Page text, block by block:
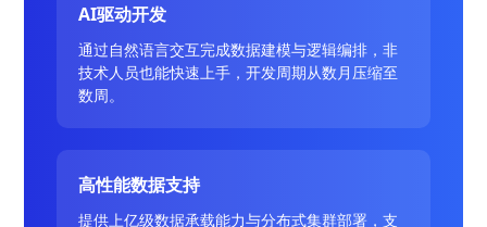
AI驱动开发
通过自然语言交互完成数据建模与逻辑编排，非
技术人员也能快速上手，开发周期从数月压缩至
数周。
高性能数据支持
提供上亿级数据承载能力与分布式集群部署，支